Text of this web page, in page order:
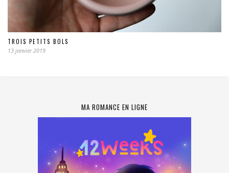
TROIS PETITS BOLS
13 janvier 2019
MA ROMANCE EN LIGNE